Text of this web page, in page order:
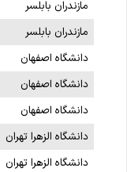
مازندران بابلسر
مازندران بابلسر
دانشگاه اصفهان
دانشگاه اصفهان
دانشگاه اصفهان
دانشگاه الزهرا تهران
دانشگاه الزهرا تهران